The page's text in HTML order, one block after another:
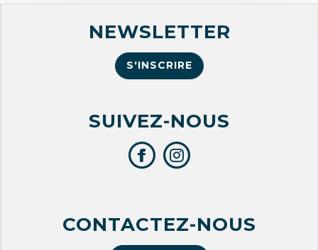
NEWSLETTER
S'INSCRIRE
SUIVEZ-NOUS
CONTACTEZ-NOUS